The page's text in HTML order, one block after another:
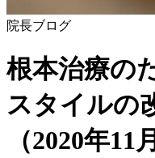
院長ブログ
根本治療の
スタイルの
（2020年